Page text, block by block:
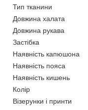
Тип тканини
Довжина халата
Довжина рукава
Застібка
Наявність капюшона
Наявність пояса
Наявність кишень
Колір
Візерунки і принти